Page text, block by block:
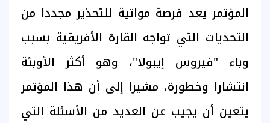
المؤتمر يعد فرصة مواتية للتحذير مجددا من
التحديات التي تواجه القارة الأفريقية بسبب
وباء "فيروس إيبولا"، وهو أكثر الأوبئة
انتشارا وخطورة، مشيرا إلى أن هذا المؤتمر
يتعين أن يجيب عن العديد من الأسئلة التي